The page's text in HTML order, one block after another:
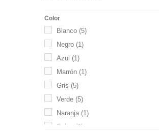
Color
Blanco (5)
Negro (1)
Azul (1)
Marrón (1)
Gris (5)
Verde (5)
Naranja (1)
Beige
(9)